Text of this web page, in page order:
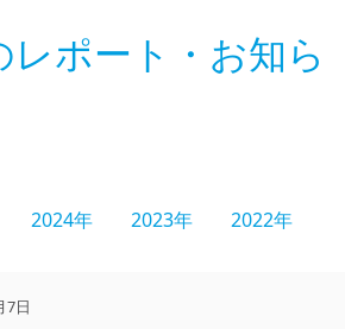
ポート・お知ら
2024年 2023年 2022年
7日